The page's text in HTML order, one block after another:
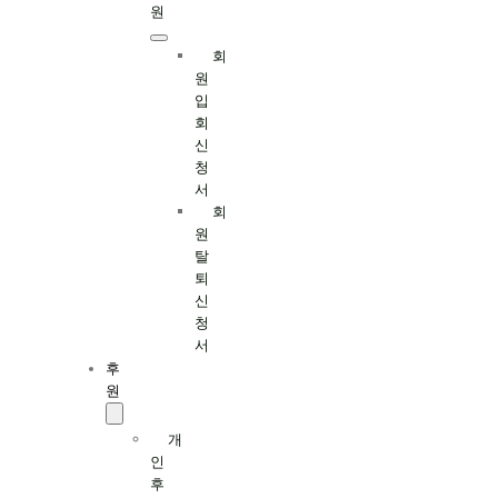
원
회
원
입
회
신
청
서
회
원
탈
퇴
신
청
서
후
원
개
인
후